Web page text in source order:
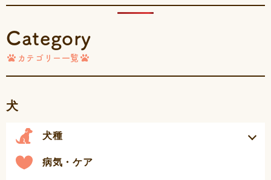
Category
カテゴリー一覧
犬
犬種
病気・ケア